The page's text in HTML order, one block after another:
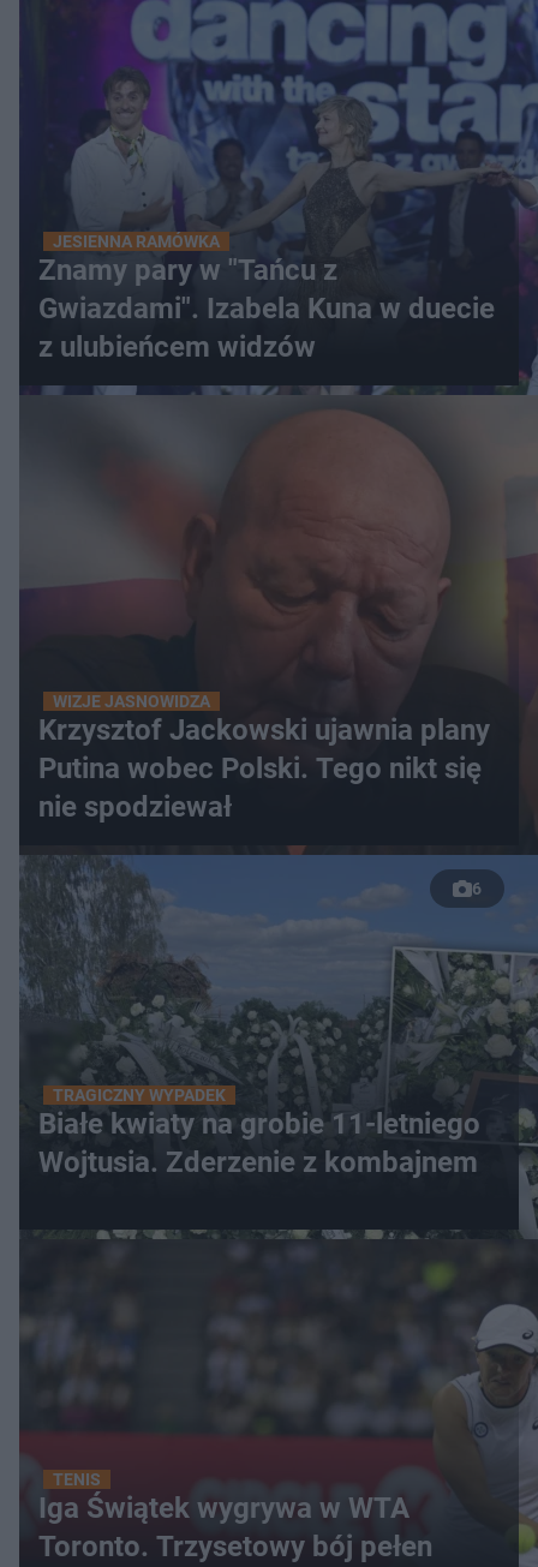
JESIENNA RAMÓWKA
Znamy pary w "Tańcu z
Gwiazdami". Izabela Kuna w duecie
z ulubieńcem widzów
WIZJE JASNOWIDZA
Krzysztof Jackowski ujawnia plany
Putina wobec Polski. Tego nikt się
nie spodziewał
6
TRAGICZNY WYPADEK
Białe kwiaty na grobie 11-letniego
Wojtusia. Zderzenie z kombajnem
TENIS
Iga Świątek wygrywa w WTA
Toronto. Trzysetowy bój pełen